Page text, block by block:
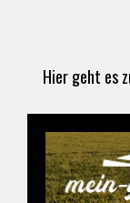
Hier geht es